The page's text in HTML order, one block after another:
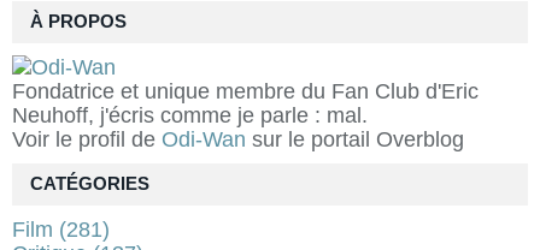
À PROPOS
Fondatrice et unique membre du Fan Club d'Eric
Neuhoff, j'écris comme je parle : mal.
Voir le profil de Odi-Wan sur le portail Overblog
CATÉGORIES
Film (281)